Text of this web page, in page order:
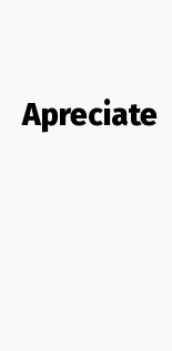
Apreciate